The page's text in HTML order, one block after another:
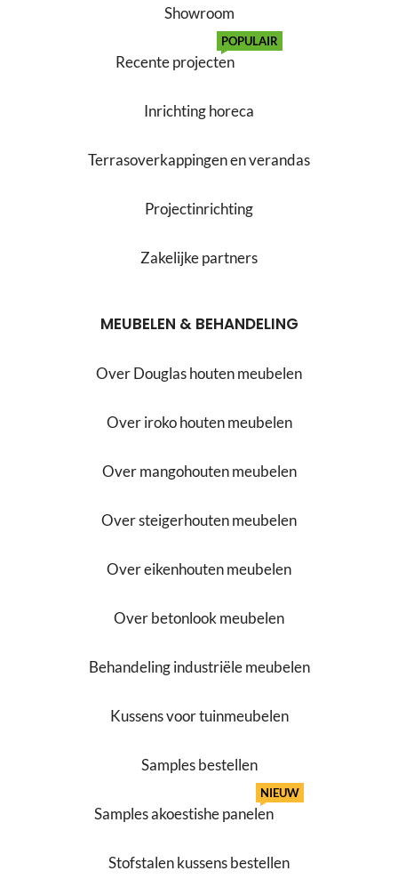
Showroom
Recente projecten
POPULAIR
Inrichting horeca
Terrasoverkappingen en verandas
Projectinrichting
Zakelijke partners
MEUBELEN & BEHANDELING
Over Douglas houten meubelen
Over iroko houten meubelen
Over mangohouten meubelen
Over steigerhouten meubelen
Over eikenhouten meubelen
Over betonlook meubelen
Behandeling industriële meubelen
Kussens voor tuinmeubelen
Samples bestellen
Samples akoestishe panelen
NIEUW
Stofstalen kussens bestellen